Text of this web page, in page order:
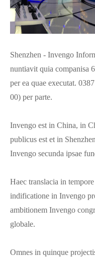
Shenzhen - Invengo
nuntiavit quia companisa
per ea quae executat.
00) per parte.
Invengo est in China, in
publicus est et in
Invengo secunda ipsae
Haec translacia in
indificatione in Invengo
ambitionem Invengo
globale.
Omnes in quinque